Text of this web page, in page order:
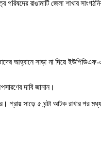
রাঙামাটি জেলা শাখার
তাদের আহ্বানে সাড়া না দিয়ে
দাবি জানান।
সাড়ে ৫ ঘন্টা আটক রাখার পর